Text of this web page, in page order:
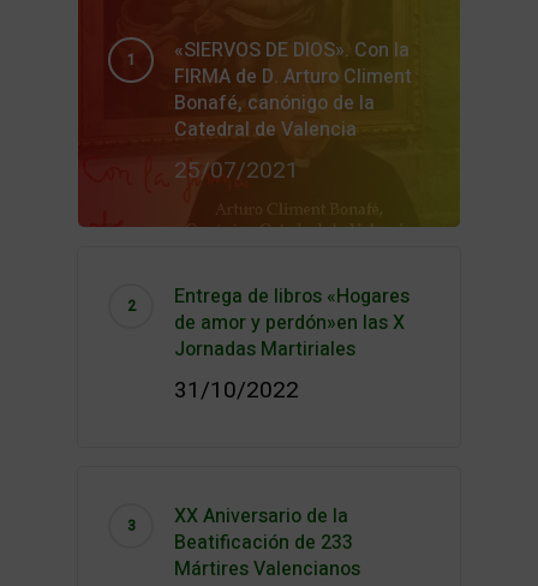
«SIERVOS DE DIOS». Con la
FIRMA de D. Arturo Climent
Bonafé, canónigo de la
Catedral de Valencia
25/07/2021
Entrega de libros «Hogares
de amor y perdón»en las X
Jornadas Martiriales
31/10/2022
XX Aniversario de la
Beatificación de 233
Mártires Valencianos